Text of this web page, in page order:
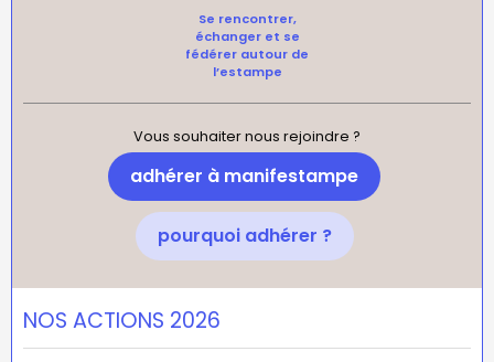
Se rencontrer,
échanger et se
fédérer autour de
l’estampe
Vous souhaiter nous rejoindre ?
adhérer à manifestampe
pourquoi adhérer ?
NOS ACTIONS 2026